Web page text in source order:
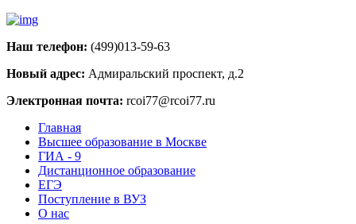
Наш телефон: (499)013-59-63
Новый адрес: Адмиральский проспект, д.2
Электронная почта: rcoi77@rcoi77.ru
Главная
Высшее образование в Москве
ГИА - 9
Дистанционное образование
ЕГЭ
Поступление в ВУЗ
О нас